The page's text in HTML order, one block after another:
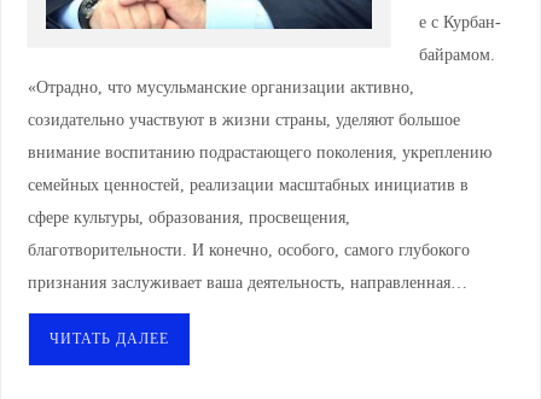
е с Курбан-
байрамом.
«Отрадно, что мусульманские организации активно,
созидательно участвуют в жизни страны, уделяют большое
внимание воспитанию подрастающего поколения, укреплению
семейных ценностей, реализации масштабных инициатив в
сфере культуры, образования, просвещения,
благотворительности. И конечно, особого, самого глубокого
признания заслуживает ваша деятельность, направленная…
ЧИТАТЬ ДАЛЕЕ